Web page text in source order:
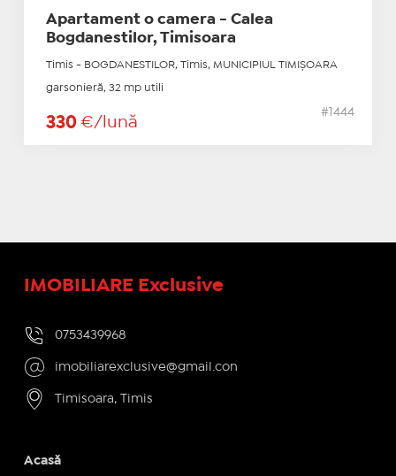
Apartament o camera - Calea
Bogdanestilor, Timisoara
Timis - BOGDANESTILOR, Timis, MUNICIPIUL TIMIŞOARA
garsonieră, 32 mp utili
330 €/lună
#1444
IMOBILIARE Exclusive
0753439968
imobiliarexclusive@gmail.con
Timisoara, Timis
Acasă